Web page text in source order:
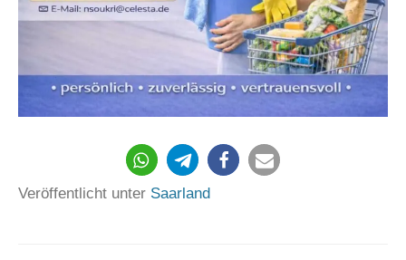
252
Veröffentlicht unter Saarland